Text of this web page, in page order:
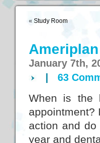
« Study Room
Ameriplan
January 7th,
63
When is the
appointment?
action and
year and